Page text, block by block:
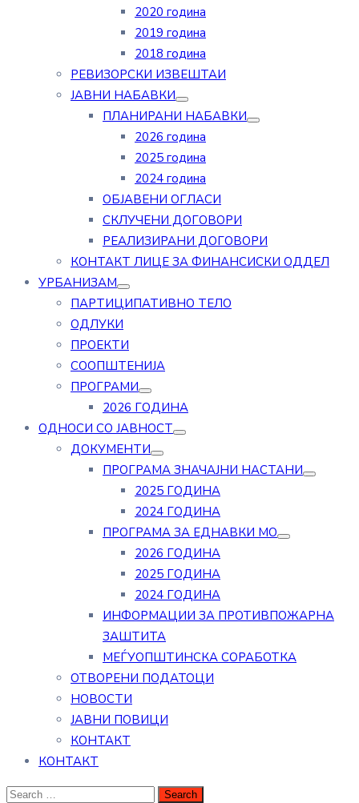
2020 година
2019 година
2018 година
РЕВИЗОРСКИ ИЗВЕШТАИ
ЈАВНИ НАБАВКИ
ПЛАНИРАНИ НАБАВКИ
2026 година
2025 година
2024 година
ОБЈАВЕНИ ОГЛАСИ
СКЛУЧЕНИ ДОГОВОРИ
РЕАЛИЗИРАНИ ДОГОВОРИ
КОНТАКТ ЛИЦЕ ЗА ФИНАНСИСКИ ОДДЕЛ
УРБАНИЗАМ
ПАРТИЦИПАТИВНО ТЕЛО
ОДЛУКИ
ПРОЕКТИ
СООПШТЕНИЈА
ПРОГРАМИ
2026 ГОДИНА
ОДНОСИ СО ЈАВНОСТ
ДОКУМЕНТИ
ПРОГРАМА ЗНАЧАЈНИ НАСТАНИ
2025 ГОДИНА
2024 ГОДИНА
ПРОГРАМА ЗА ЕДНАВКИ МО
2026 ГОДИНА
2025 ГОДИНА
2024 ГОДИНА
ИНФОРМАЦИИ ЗА ПРОТИВПОЖАРНА
ЗАШТИТА
МЕЃУОПШТИНСКА СОРАБОТКА
ОТВОРЕНИ ПОДАТОЦИ
НОВОСТИ
ЈАВНИ ПОВИЦИ
КОНТАКТ
КОНТАКТ